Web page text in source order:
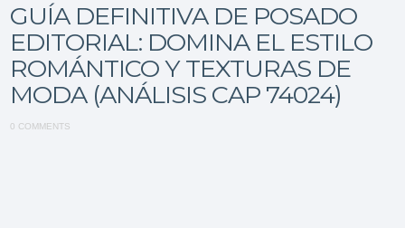
GUÍA DEFINITIVA DE POSADO
EDITORIAL: DOMINA EL ESTILO
ROMÁNTICO Y TEXTURAS DE
MODA (ANÁLISIS CAP 74024)
0 COMMENTS